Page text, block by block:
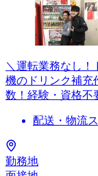
＼運転業務なし！
機のドリンク補
数！経験・資格不
配送・物流
勤務地